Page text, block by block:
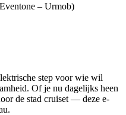
– Urmob)
step voor wie wil
Of je nu dagelijks heen
de stad cruiset — deze e-